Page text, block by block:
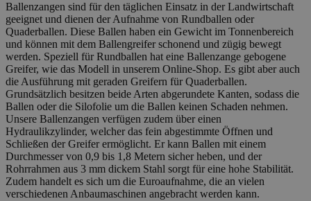
Ballenzangen sind für den täglichen Einsatz in der Landwirtschaft
geeignet und dienen der Aufnahme von Rundballen oder
Quaderballen. Diese Ballen haben ein Gewicht im Tonnenbereich
und können mit dem Ballengreifer schonend und zügig bewegt
werden. Speziell für Rundballen hat eine Ballenzange gebogene
Greifer, wie das Modell in unserem Online-Shop. Es gibt aber auch
die Ausführung mit geraden Greifern für Quaderballen.
Grundsätzlich besitzen beide Arten abgerundete Kanten, sodass die
Ballen oder die Silofolie um die Ballen keinen Schaden nehmen.
Unsere Ballenzangen verfügen zudem über einen
Hydraulikzylinder, welcher das fein abgestimmte Öffnen und
Schließen der Greifer ermöglicht. Er kann Ballen mit einem
Durchmesser von 0,9 bis 1,8 Metern sicher heben, und der
Rohrrahmen aus 3 mm dickem Stahl sorgt für eine hohe Stabilität.
Zudem handelt es sich um die Euroaufnahme, die an vielen
verschiedenen Anbaumaschinen angebracht werden kann.